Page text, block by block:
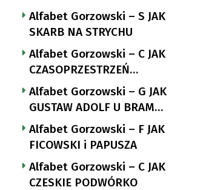
Alfabet Gorzowski – S JAK
SKARB NA STRYCHU
Alfabet Gorzowski – C JAK
CZASOPRZESTRZEŃ
NUTTGENSA
Alfabet Gorzowski – G JAK
GUSTAW ADOLF U BRAM
LANDSBERGA
Alfabet Gorzowski – F JAK
FICOWSKI i PAPUSZA
Alfabet Gorzowski – C JAK
CZESKIE PODWÓRKO